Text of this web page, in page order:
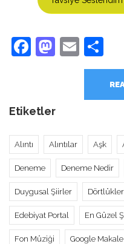
Facebook
Email
Etiketler
Alıntı Alıntılar Aşk
Deneme Deneme Nedir
Duygusal Şiirler Dörtlükler
Edebiyat Portal En Güzel
Fon Müziği Google Makale